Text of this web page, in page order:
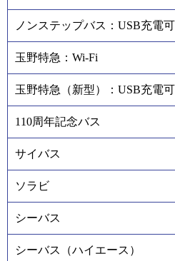
ノンステップバス：USB充電可
玉野特急：Wi-Fi
玉野特急（新型）：USB充電
110周年記念バス
サイバス
ソラビ
シーバス
シーバス（ハイエース）